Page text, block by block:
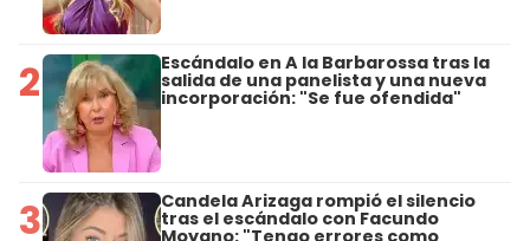
2 Escándalo en A la Barbarossa tras la
salida de una panelista y una nueva
incorporación: "Se fue ofendida"
3 Candela Arizaga rompió el silencio
tras el escándalo con Facundo
Moyano: "Tengo errores como